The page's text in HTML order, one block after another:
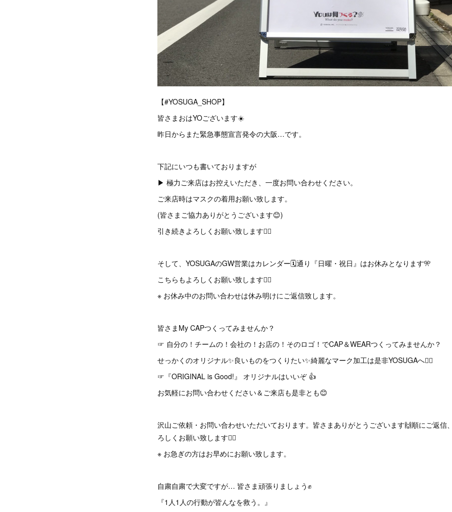
【#YOSUGA_SHOP】
皆さまおはYOございます☀️
昨日からまた緊急事態宣言発令の大阪…です。
下記にいつも書いておりますが
▶︎ 極力ご来店はお控えいただき、一度お問い合わせください。
ご来店時はマスクの着用お願い致します。
(皆さまご協力ありがとうございます😊)
引き続きよろしくお願い致します🙇‍♂️
そして、YOSUGAのGW営業はカレンダー🗓通り『日曜・祝日』はお休みとなります🎌
こちらもよろしくお願い致します🙇‍♂️
※ お休み中のお問い合わせは休み明けにご返信致します。
皆さまMy CAPつくってみませんか？
☞ 自分の！チームの！会社の！お店の！そのロゴ！でCAP＆WEARつくってみませんか？
せっかくのオリジナル✨良いものをつくりたい✨綺麗なマーク加工は是非YOSUGAへ🙇‍♂️
☞『ORIGINAL is Good!』 オリジナルはいいぞ 👍
お気軽にお問い合わせください＆ご来店も是非とも😊
沢山ご依頼・お問い合わせいただいております。皆さまありがとうございます🙌順にご返信
ろしくお願い致します🙇‍♂️
※ お急ぎの方はお早めにお願い致します。
自粛自粛で大変ですが… 皆さま頑張りましょう✊
『1人1人の行動が皆んなを救う。』